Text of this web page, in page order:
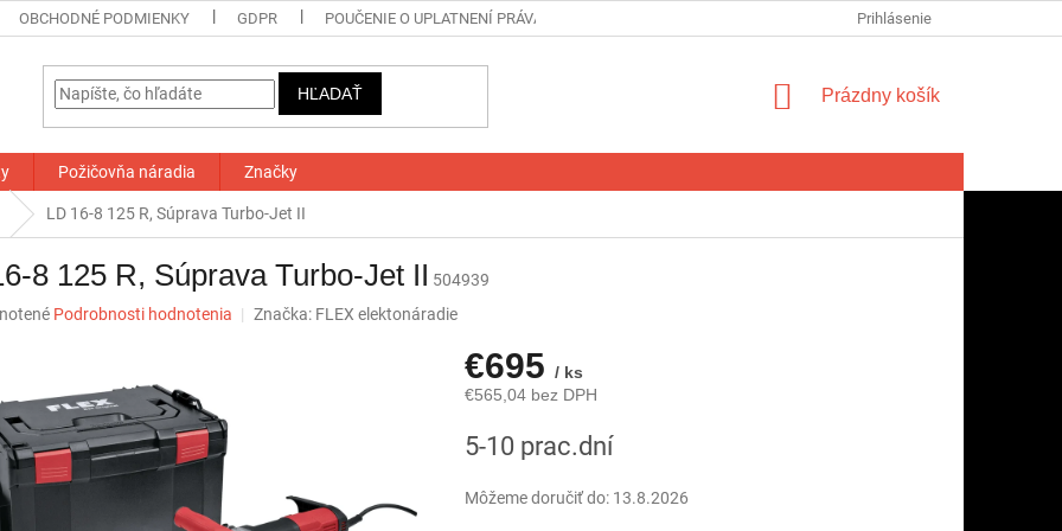
OBCHODNÉ PODMIENKY GDPR POUČENIE O UPLATNENÍ PRÁVA SPOTREBITEĽA NA ODSTÚPENIE OD ZMLUVY FORMULÁR NA
Prihlásenie
HĽADAŤ
NÁKUPNÝ
Prázdny košík
Požičovňa náradia Značky
LD 16-8 125 R, Súprava Turbo-Jet II
8 125 R, Súprava Turbo-Jet II 504939
Podrobnosti hodnotenia Značka: FLEX elektonáradie
€695 / ks
€565,04 bez DPH
cena:
5-10 prac.dní
Môžeme doručiť do: 13.8.2026